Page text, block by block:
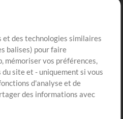
Compte
Connexion
S'inscrire
et des technologies similaires
balises) pour faire
mémoriser vos préférences,
site et - uniquement si vous
d'analyse et de
des informations avec